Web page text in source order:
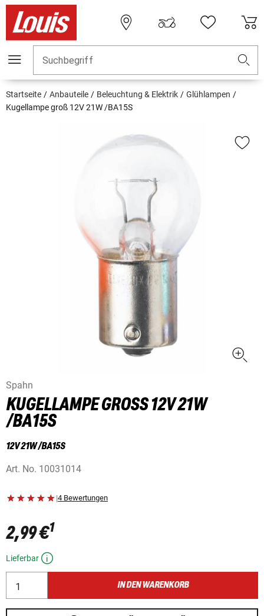
Suchbegriff
Startseite Anbauteile Beleuchtung & Elektrik
Glühlampen
Kugellampe groß 12V 21W /BA15S
Spahn
KUGELLAMPE GROSS 12V 21W /
BA15S
12V 21W /BA15S
Art. No. 10031014
|4 Bewertungen
2,99 €1
Lieferbar
IN DEN WARENKORB